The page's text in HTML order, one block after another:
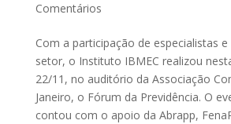
Comentários
Com a participação de especialistas
setor, o Instituto IBMEC realizou
22/11, no auditório da Associação
Janeiro, o Fórum da Previdência. O
contou com o apoio da Abrapp,